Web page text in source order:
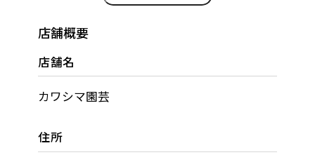
店舗概要
店舗名
カワシマ園芸
住所